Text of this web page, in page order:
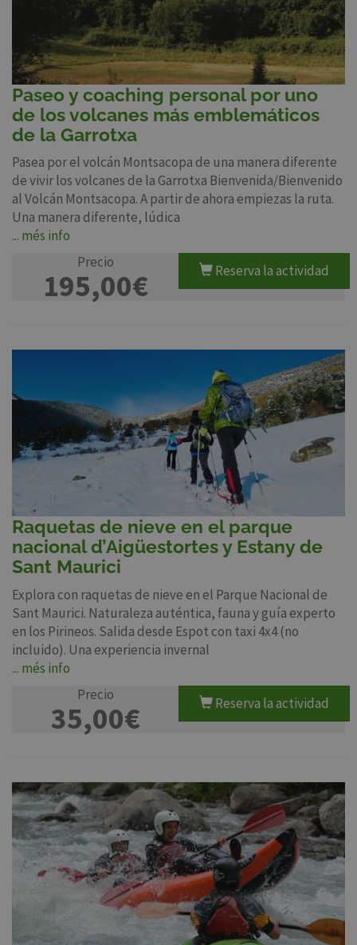
Paseo y coaching personal por uno
de los volcanes más emblemáticos
de la Garrotxa
Pasea por el volcán Montsacopa de una manera diferente
de vivir los volcanes de la Garrotxa Bienvenida/Bienvenido
al Volcán Montsacopa. A partir de ahora empiezas la ruta.
Una manera diferente, lúdica
... més info
Precio
195,00€ Reserva la actividad
Raquetas de nieve en el parque
nacional d’Aigüestortes y Estany de
Sant Maurici
Explora con raquetas de nieve en el Parque Nacional de
Sant Maurici. Naturaleza auténtica, fauna y guía experto
en los Pirineos. Salida desde Espot con taxi 4x4 (no
incluido). Una experiencia invernal
... més info
Precio
35,00€ Reserva la actividad